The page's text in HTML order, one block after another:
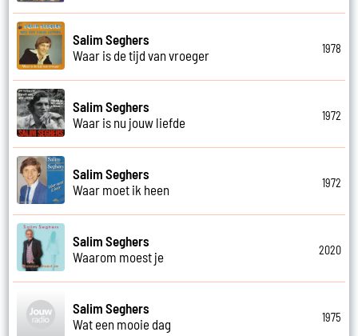
Salim Seghers
Waar is de tijd van vroeger
1978
Salim Seghers
Waar is nu jouw liefde
1972
Salim Seghers
Waar moet ik heen
1972
Salim Seghers
Waarom moest je
2020
Salim Seghers
Wat een mooie dag
1975